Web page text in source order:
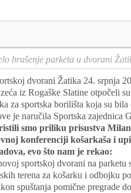
brušenje parketa u dvorani
dvorani Žatika 24. srpnja
iz Rogaške Slatine otpočeli
za sportska borilišta koja su bila
je naručila Sportska zajednica
smo priliku prisustva
konferenciji košarkaša i
evo što nam je rekao:
sportskoj dvorani na parketu
terena za košarku i odbojku
spuštanja pomične pregrade